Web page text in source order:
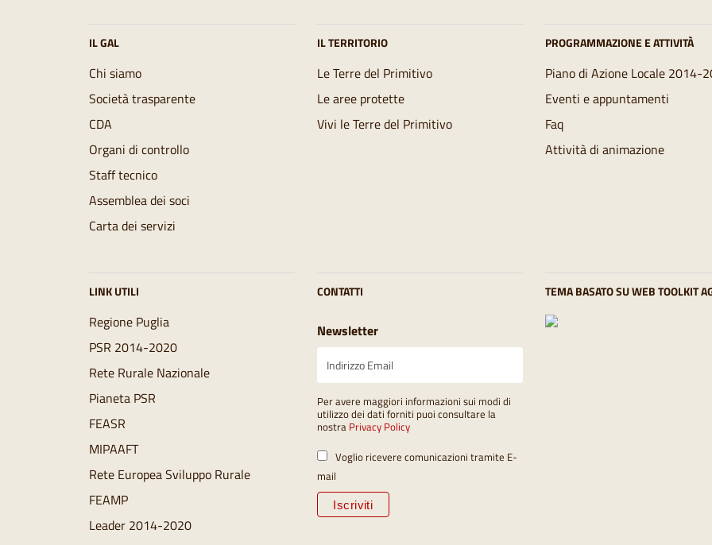
IL GAL
Chi siamo
Società trasparente
CDA
Organi di controllo
Staff tecnico
Assemblea dei soci
Carta dei servizi
IL TERRITORIO
Le Terre del Primitivo
Le aree protette
Vivi le Terre del Primitivo
PROGRAMMAZIONE E ATTIVITÀ
Piano di Azione Locale 2014-
Eventi e appuntamenti
Faq
Attività di animazione
LINK UTILI
Regione Puglia
PSR 2014-2020
Rete Rurale Nazionale
Pianeta PSR
FEASR
MIPAAFT
Rete Europea Sviluppo Rurale
FEAMP
Leader 2014-2020
CONTATTI
Newsletter
Per avere maggiori informazioni sui modi di
utilizzo dei dati forniti puoi consultare la
nostra Privacy Policy
Voglio ricevere comunicazioni tramite E-
mail
TEMA BASATO SU WEB TOOLKIT